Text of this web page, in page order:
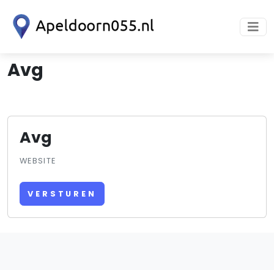
Avg
Avg
WEBSITE
VERSTUREN